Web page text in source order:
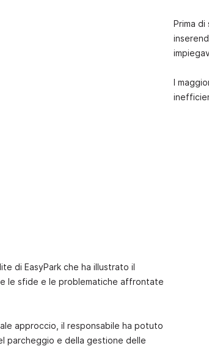
Prima
I
di EasyPark che ha illustrato il
le sfide e le problematiche affrontate
approccio, il responsabile ha potuto
parcheggio e della gestione delle